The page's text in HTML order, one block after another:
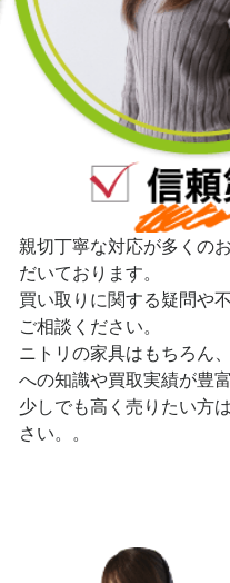
親切丁寧な対応が多くの
だいております。
買い取りに関する疑問や
ご相談ください。
ニトリの家具はもちろん
への知識や買取実績が豊
少しでも高く売りたい方
さい。。